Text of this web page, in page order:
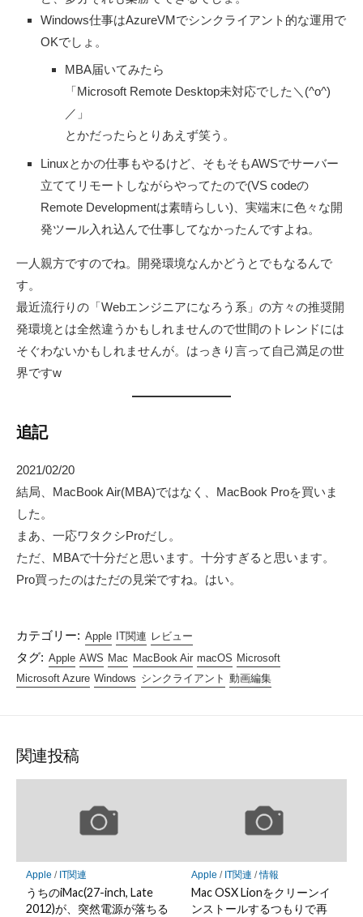
Windows仕事はAzureVMでシンクライアント的な運用で
OKでしょ。
MBA届いてみたら
「Microsoft Remote Desktop未対応でした＼(^o^)
／」
とかだったらとりあえず笑う。
Linuxとかの仕事もやるけど、そもそもAWSでサーバー
立ててリモートしながらやってたので(VS codeの
Remote Developmentは素晴らしい)、実端末に色々な開
発ツール入れ込んで仕事してなかったんですよね。
一人親方ですのでね。開発環境なんかどうとでもなるんで
す。
最近流行りの「Webエンジニアになろう系」の方々の推奨開
発環境とは全然違うかもしれませんので世間のトレンドには
そぐわないかもしれませんが。はっきり言って自己満足の世
界ですw
追記
2021/02/20
結局、MacBook Air(MBA)ではなく、MacBook Proを買いま
した。
まあ、一応ワタクシProだし。
ただ、MBAで十分だと思います。十分すぎると思います。
Pro買ったのはただの見栄ですね。はい。
カテゴリー: Apple IT関連 レビュー
タグ: Apple AWS Mac MacBook Air macOS Microsoft
Microsoft Azure Windows シンクライアント 動画編集
関連投稿
Apple / IT関連
うちのiMac(27-inch, Late
2012)が、突然電源が落ちる
Apple / IT関連 /情報
Mac OSX Lionをクリーンイ
ンストールするつもりで再